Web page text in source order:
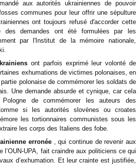
aux autorités ukrainiennes de pouvoir
communes pour leur offrir une sépulture
ont toujours refusé d'accorder cette
des demandes ont été formulées par les
par l'Institut de la mémoire nationale,
ont parfois exprimé leur volonté de
exhumations de victimes polonaises, en
polonaise de commémorer les soldats de
Une demande absurde et cynique, car cela
de commémorer les auteurs des
si les autorités slovènes ou croates
les tortionnaires communistes sous les
les corps des Italiens des fobe.
erronée, qui continue de revenir aux
l’OUN-UPA, fait craindre aux politiciens ce qui
d’exhumation. Et leur crainte est justifiée,